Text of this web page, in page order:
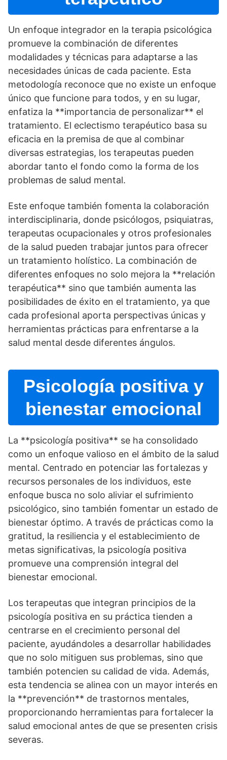
Un enfoque integrador en la terapia psicológica
promueve la combinación de diferentes
modalidades y técnicas para adaptarse a las
necesidades únicas de cada paciente. Esta
metodologí­a reconoce que no existe un enfoque
único que funcione para todos, y en su lugar,
enfatiza la **importancia de personalizar** el
tratamiento. El eclectismo terapéutico basa su
eficacia en la premisa de que al combinar
diversas estrategias, los terapeutas pueden
abordar tanto el fondo como la forma de los
problemas de salud mental.
Este enfoque también fomenta la colaboración
interdisciplinaria, donde psicólogos, psiquiatras,
terapeutas ocupacionales y otros profesionales
de la salud pueden trabajar juntos para ofrecer
un tratamiento holí­stico. La combinación de
diferentes enfoques no solo mejora la **relación
terapéutica** sino que también aumenta las
posibilidades de éxito en el tratamiento, ya que
cada profesional aporta perspectivas únicas y
herramientas prácticas para enfrentarse a la
salud mental desde diferentes ángulos.
Psicologí­a positiva y
bienestar emocional
La **psicologí­a positiva** se ha consolidado
como un enfoque valioso en el ámbito de la salud
mental. Centrado en potenciar las fortalezas y
recursos personales de los individuos, este
enfoque busca no solo aliviar el sufrimiento
psicológico, sino también fomentar un estado de
bienestar óptimo. A través de prácticas como la
gratitud, la resiliencia y el establecimiento de
metas significativas, la psicologí­a positiva
promueve una comprensión integral del
bienestar emocional.
Los terapeutas que integran principios de la
psicologí­a positiva en su práctica tienden a
centrarse en el crecimiento personal del
paciente, ayudándoles a desarrollar habilidades
que no solo mitiguen sus problemas, sino que
también potencien su calidad de vida. Además,
esta tendencia se alinea con un mayor interés en
la **prevención** de trastornos mentales,
proporcionando herramientas para fortalecer la
salud emocional antes de que se presenten crisis
severas.